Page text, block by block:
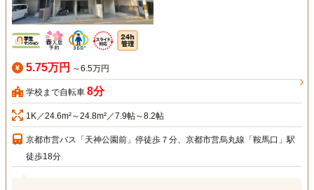
5.75万円 ～6.5万円
学校まで自転車 8分
1K／24.6m²～24.8m²／7.9帖～8.2帖
京都市営バス「天神公園前」停徒歩７分、京都市営烏丸線「鞍馬口」駅
徒歩18分